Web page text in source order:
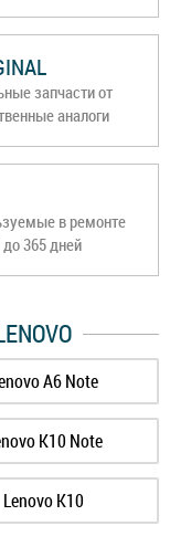
запчасти от
аналоги
в ремонте
365 дней
A6 Note
K10 Note
Lenovo K10